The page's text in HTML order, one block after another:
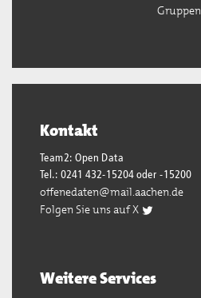
Gruppen
Kontakt
Team2: Open Data
Tel.: 0241 432-15204 oder -15200
offenedaten@mail.aachen.de
Folgen Sie uns auf X
Weitere Services